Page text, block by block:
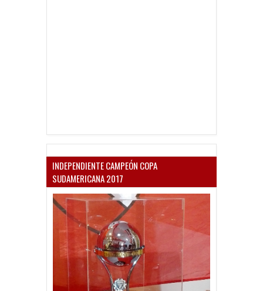
INDEPENDIENTE CAMPEÓN COPA
SUDAMERICANA 2017